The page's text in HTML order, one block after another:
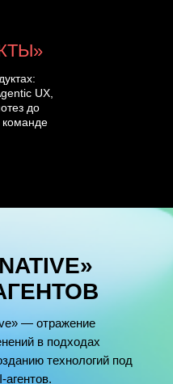
UX,
до
команде